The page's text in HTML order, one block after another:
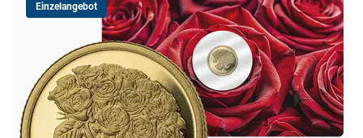
Einzelangebot